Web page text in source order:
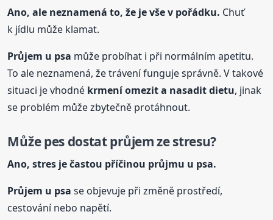
Ano, ale neznamená to, že je vše v pořádku. Chuť
k jídlu může klamat.
Průjem u psa může probíhat i při normálním apetitu.
To ale neznamená, že trávení funguje správně. V takové
situaci je vhodné krmení omezit a nasadit dietu, jinak
se problém může zbytečně protáhnout.
Může pes dostat průjem ze stresu?
Ano, stres je častou příčinou průjmu u psa.
Průjem u psa se objevuje při změně prostředí,
cestování nebo napětí.